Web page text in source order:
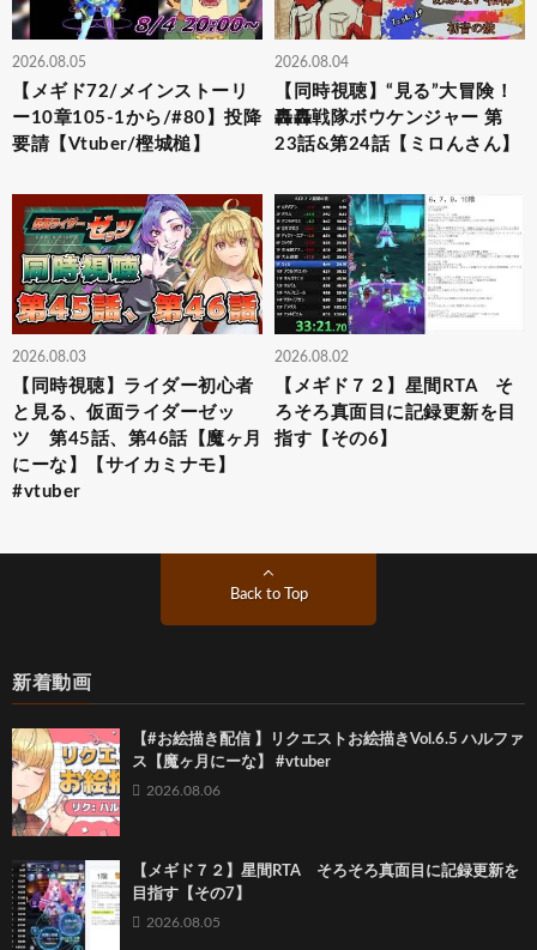
2026.08.05
【メギド72/メインストーリ
ー10章105-1から/#80】投降
要請【Vtuber/樫城槌】
2026.08.04
【同時視聴】“見る”大冒険！
轟轟戦隊ボウケンジャー 第
23話&第24話【ミロんさん】
2026.08.03
【同時視聴】ライダー初心者
と見る、仮面ライダーゼッ
ツ 第45話、第46話【魔ヶ月
にーな】【サイカミナモ】
#vtuber
2026.08.02
【メギド７２】星間RTA そ
ろそろ真面目に記録更新を目
指す【その6】
Back to Top
新着動画
【#お絵描き配信 】リクエストお絵描きVol.6.5 ハルファ
ス【魔ヶ月にーな】 #vtuber
2026.08.06
【メギド７２】星間RTA そろそろ真面目に記録更新を
目指す【その7】
2026.08.05